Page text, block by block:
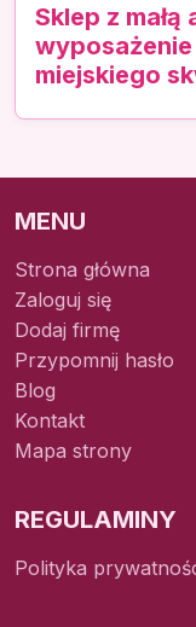
Sklep z
miejskiego
MENU
Strona główna
Zaloguj się
Dodaj firmę
Przypomnij hasło
Blog
Kontakt
Mapa strony
REGULAMINY
Polityka